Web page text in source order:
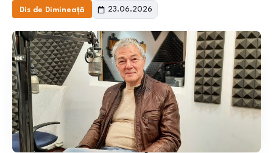
Dis de Dimineață 23.06.2026